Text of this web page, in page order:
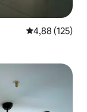
Évaluation
4,88 (125)